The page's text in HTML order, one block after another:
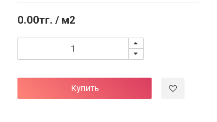
0.00тг. / м2
Купить